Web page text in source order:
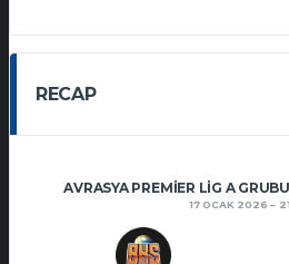
RECAP
AVRASYA PREMIER LIG A
17 OCAK 2026